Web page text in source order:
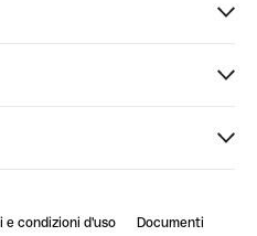
e condizioni d'uso Documenti